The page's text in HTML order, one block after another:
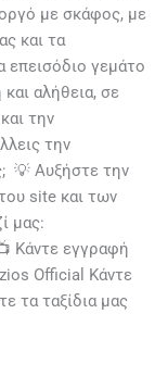
με σκάφος, με
και τα
επεισόδιο γεμάτο
αλήθεια, σε
την
την
💡 Αυξήστε την
site και των
μας:
Κάντε εγγραφή
Official Κάντε
τα ταξίδια μας